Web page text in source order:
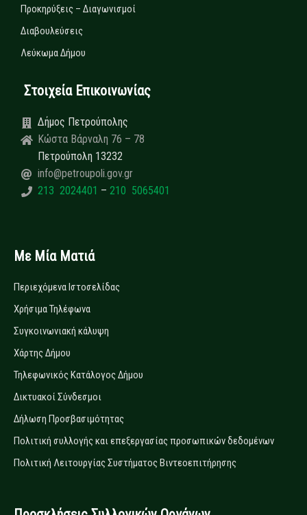
Προκηρύξεις – Διαγωνισμοί
Διαβουλεύσεις
Λεύκωμα Δήμου
Στοιχεία Επικοινωνίας
Δήμος Πετρούπολης
Κώστα Βάρναλη 76 – 78
Πετρούπολη 13232
info@petroupoli.gov.gr
213 2024401 – 210 5065401
Με Μία Ματιά
Περιεχόμενα Ιστοσελίδας
Χρήσιμα Τηλέφωνα
Συγκοινωνιακή κάλυψη
Χάρτης Δήμου
Τηλεφωνικός Κατάλογος Δήμου
Δικτυακοί Σύνδεσμοι
Δήλωση Προσβασιμότητας
Πολιτική συλλογής και επεξεργασίας προσωπικών δεδομένων
Πολιτική Λειτουργίας Συστήματος Βιντεοεπιτήρησης